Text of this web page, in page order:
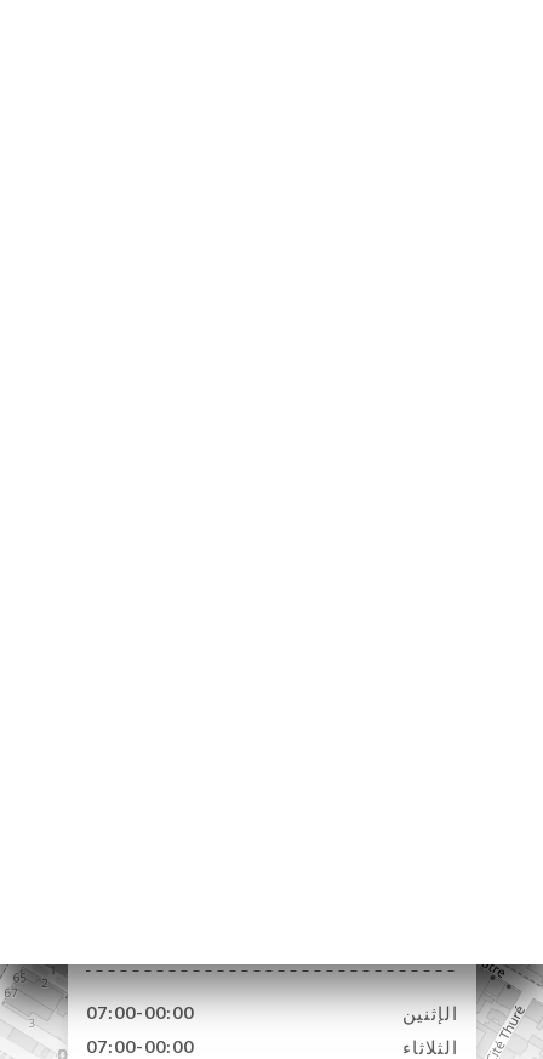
الإثنين 07:00-00:00
الثلاثاء 07:00-00:00